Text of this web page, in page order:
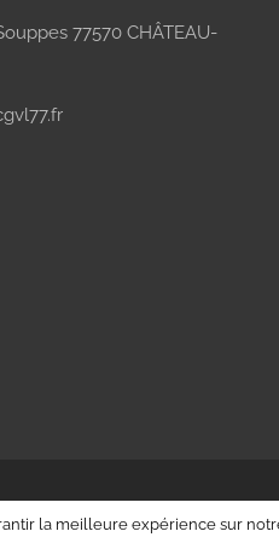
77570 CHÂTEAU-
la meilleure expérience sur